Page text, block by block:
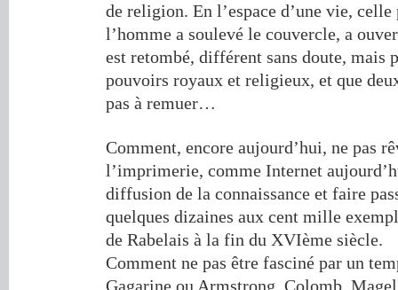
de religion. En l’espace d’une vie,
l’homme a soulevé le couvercle, a
est retombé, différent sans doute, mais
pouvoirs royaux et religieux, et que
pas à remuer…
Comment, encore aujourd’hui, ne pas
l’imprimerie, comme Internet
diffusion de la connaissance et faire
quelques dizaines aux cent mille
de Rabelais à la fin du XVIème siècle.
Comment ne pas être fasciné par un
Gagarine ou Armstrong, Colomb,